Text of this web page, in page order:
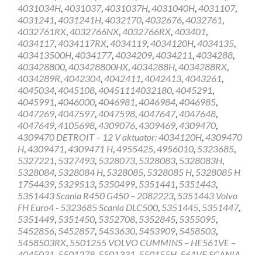
4031034H,4031037,4031037H,4031040H,4031107,
4031241,4031241H,4032170,4032676,4032761,
4032761RX,4032766NX,4032766RX,403401,
4034117,4034117RX,4034119,4034120H,4034135,
403413500H,4034177,4034209,4034211,4034288,
403428800,403428800HX,4034288H,4034288RX,
4034289R,4042304,4042411,4042413,4043261,
4045034,4045108,40451114032180,4045291,
4045991,4046000,4046981,4046984,4046985,
4047269,4047597,4047598,4047647,4047648,
4047649,4105698,4309076,4309469,4309470,
4309470 DETROIT – 12 V aktuator: 4034120H,4309470
H,4309471,4309471 H,4955425,4956010, 5323685,
5327221, 5327493, 5328073, 5328083, 5328083H,
5328084, 5328084 H, 5328085, 5328085 H, 5328085 H
1754439, 5329513, 5350499, 5351441, 5351443,
5351443 Scania R450 G450 – 2082223, 5351443 Volvo
FH Euro4 - 5323685 Scania DLC500, 5351445, 5351447,
5351449, 5351450, 5352708, 5352845, 5355095,
5452856, 5452857, 5453630, 5453909, 5458503,
5458503RX, 5501255 VOLVO CUMMINS – HE561VE –